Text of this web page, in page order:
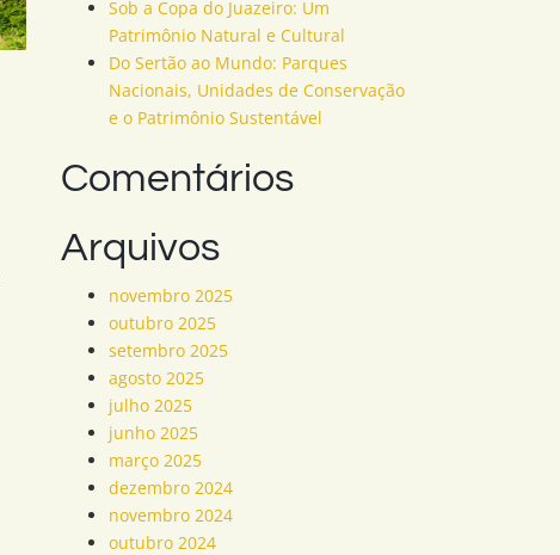
Sob a Copa do Juazeiro: Um
Patrimônio Natural e Cultural
Do Sertão ao Mundo: Parques
Nacionais, Unidades de Conservação
e o Patrimônio Sustentável
Comentários
Arquivos
novembro 2025
outubro 2025
setembro 2025
agosto 2025
julho 2025
junho 2025
março 2025
dezembro 2024
novembro 2024
outubro 2024